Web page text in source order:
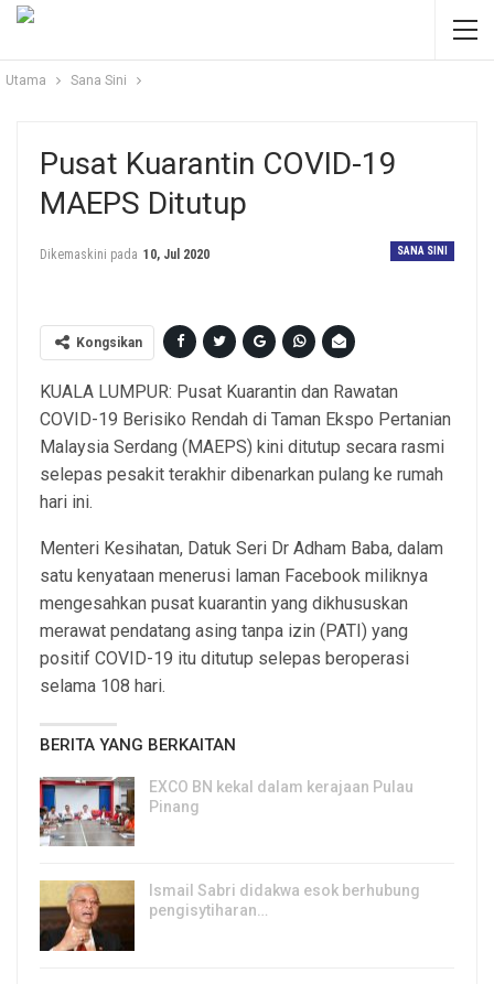
Utama Sana Sini
Pusat Kuarantin COVID-19
MAEPS Ditutup
SANA SINI
Dikemaskini pada 10, Jul 2020
Kongsikan
KUALA LUMPUR: Pusat Kuarantin dan Rawatan
COVID-19 Berisiko Rendah di Taman Ekspo Pertanian
Malaysia Serdang (MAEPS) kini ditutup secara rasmi
selepas pesakit terakhir dibenarkan pulang ke rumah
hari ini.
Menteri Kesihatan, Datuk Seri Dr Adham Baba, dalam
satu kenyataan menerusi laman Facebook miliknya
mengesahkan pusat kuarantin yang dikhususkan
merawat pendatang asing tanpa izin (PATI) yang
positif COVID-19 itu ditutup selepas beroperasi
selama 108 hari.
BERITA YANG BERKAITAN
EXCO BN kekal dalam kerajaan Pulau
Pinang
Ismail Sabri didakwa esok berhubung
pengisytiharan…